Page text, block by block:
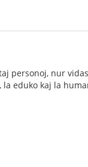
personoj, nur
la eduko kaj la